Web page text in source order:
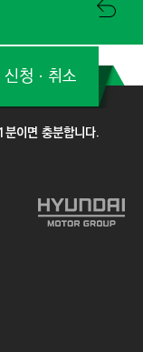
이면 충분합니다.
청ㆍ취소